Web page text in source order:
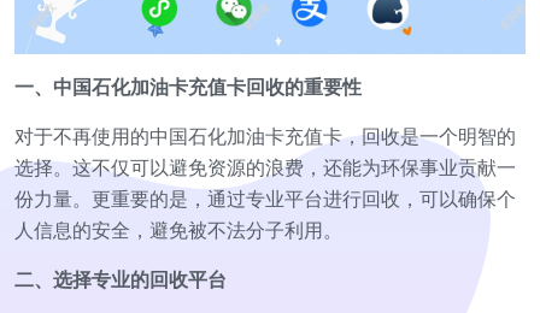
一、中国石化加油卡充值卡回收的重要性
对于不再使用的中国石化加油卡充值卡，回收是一个明智的
选择。这不仅可以避免资源的浪费，还能为环保事业贡献一
份力量。更重要的是，通过专业平台进行回收，可以确保个
人信息的安全，避免被不法分子利用。
二、选择专业的回收平台